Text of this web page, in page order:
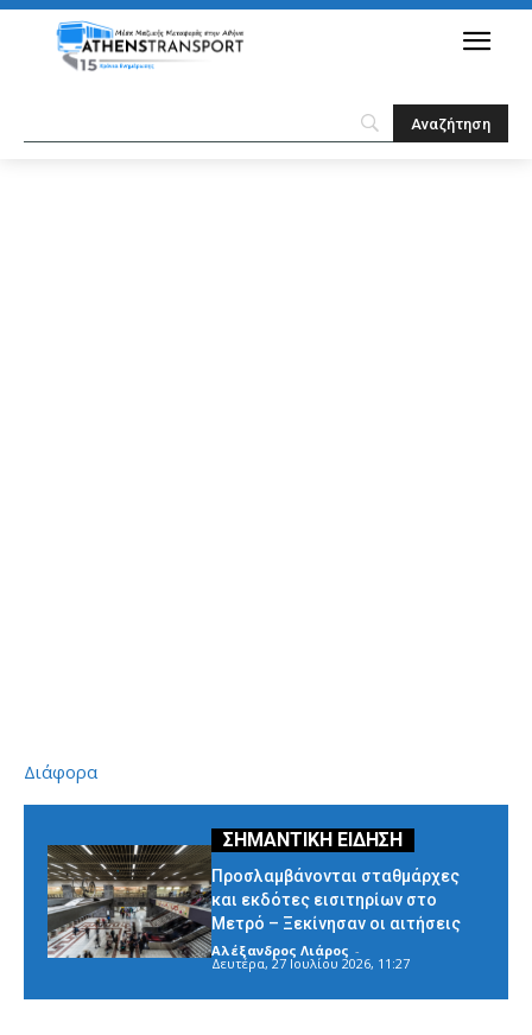
Διάφορα
Προσλαμβάνονται σταθμάρχες
και εκδότες εισιτηρίων στο
Μετρό – Ξεκίνησαν οι αιτήσεις
Αλέξανδρος Λιάρος -
Δευτέρα, 27 Ιουλίου 2026, 11:27